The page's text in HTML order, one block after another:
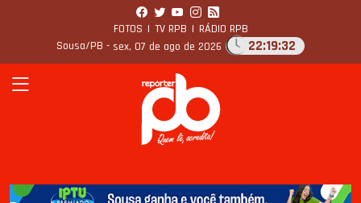
FOTOS | TV RPB | RÁDIO RPB
Sousa/PB - sex, 07 de ago de 2026 22:19:33